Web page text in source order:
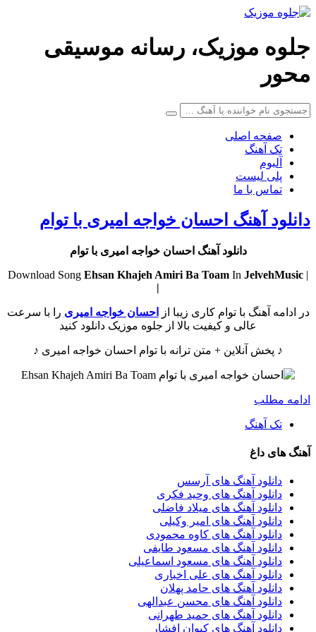
جلوه موزیک، رسانه موسیقی
محور
صفحه اصلی
تک آهنگ
آلبوم
پلی لیست
تماس با ما
دانلود آهنگ احسان خواجه امیری با توام
دانلود آهنگ احسان خواجه امیری با توام
| Download Song
Ehsan Khajeh Amiri Ba Toam In JelvehMusic
|
در ادامه آهنگ با توام کاری زیبا از احسان خواجه امیری را با سرعت
عالی و کیفیت بالا از جلوه موزیک دانلود کنید
♪ پخش آنلاین + متن ترانه با توام احسان خواجه امیری ♪
ادامه مطلب
تک آهنگ
آهنگ های داغ
دانلود آهنگ های آرسس
دانلود آهنگ های وحید فکری
دانلود آهنگ های میلاد فاضلی
دانلود آهنگ های امیر وکیلی
دانلود آهنگ های کاوه محمودی
دانلود آهنگ های مسعود طایفی
دانلود آهنگ های مسعود اسماعیلی
دانلود آهنگ های علی اخباری
دانلود آهنگ های حامد پهلان
دانلود آهنگ های محسن عبدالهی
دانلود آهنگ های حمید طهرانی
دانلود آهنگ های کیوان افشار